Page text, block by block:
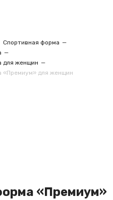
Спортивная форма
для женщин
«Премиум» для женщин
«Премиум»